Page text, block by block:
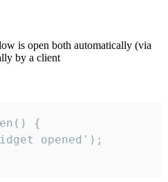
is open both automatically (via
by a client
{
opened');